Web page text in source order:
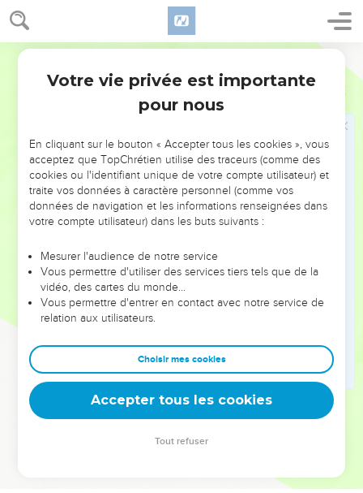
Matthieu 4
d’hommes.
Aussitôt, ils laissèrent les filets et le suivirent.
En allant plus loin, il vit deux autres frères, Jacques, fils de
Zébédée, et Jean son frère, qui étaient dans une barque
avec Zébédée, leur père, et qui réparaient leurs filets.
père, et le suivirent.
Jésus enseigne et guérit
Jésus parcourait toute la Galilée, il enseignait dans les
guérissait toute maladie et toute infirmité parmi le peuple.
Sa renommée se répandit dans toute la Syrie. On lui
amenait tous ceux qui souffraient de maladies et de douleurs
diverses, des démoniaques, des lunatiques, des paralytiques,
De grandes foules le suivirent, de la Galilée, de la
Décapole, de Jérusalem, de la Judée et d’au-delà du
Jourdain.
© Société biblique française – Bibli’O, 1978, avec autorisation. Pour vous procurer
Votre vie privée est importante
pour nous
En cliquant sur le bouton « Accepter tous les cookies », vous
acceptez que TopChrétien utilise des traceurs (comme des
cookies ou l'identifiant unique de votre compte utilisateur) et
traite vos données à caractère personnel (comme vos
données de navigation et les informations renseignées dans
votre compte utilisateur) dans les buts suivants :
Mesurer l'audience de notre service
Vous permettre d'utiliser des services tiers tels que de la
vidéo, des cartes du monde…
Vous permettre d'entrer en contact avec notre service de
relation aux utilisateurs.
Choisir mes cookies
Accepter tous les cookies
Tout refuser